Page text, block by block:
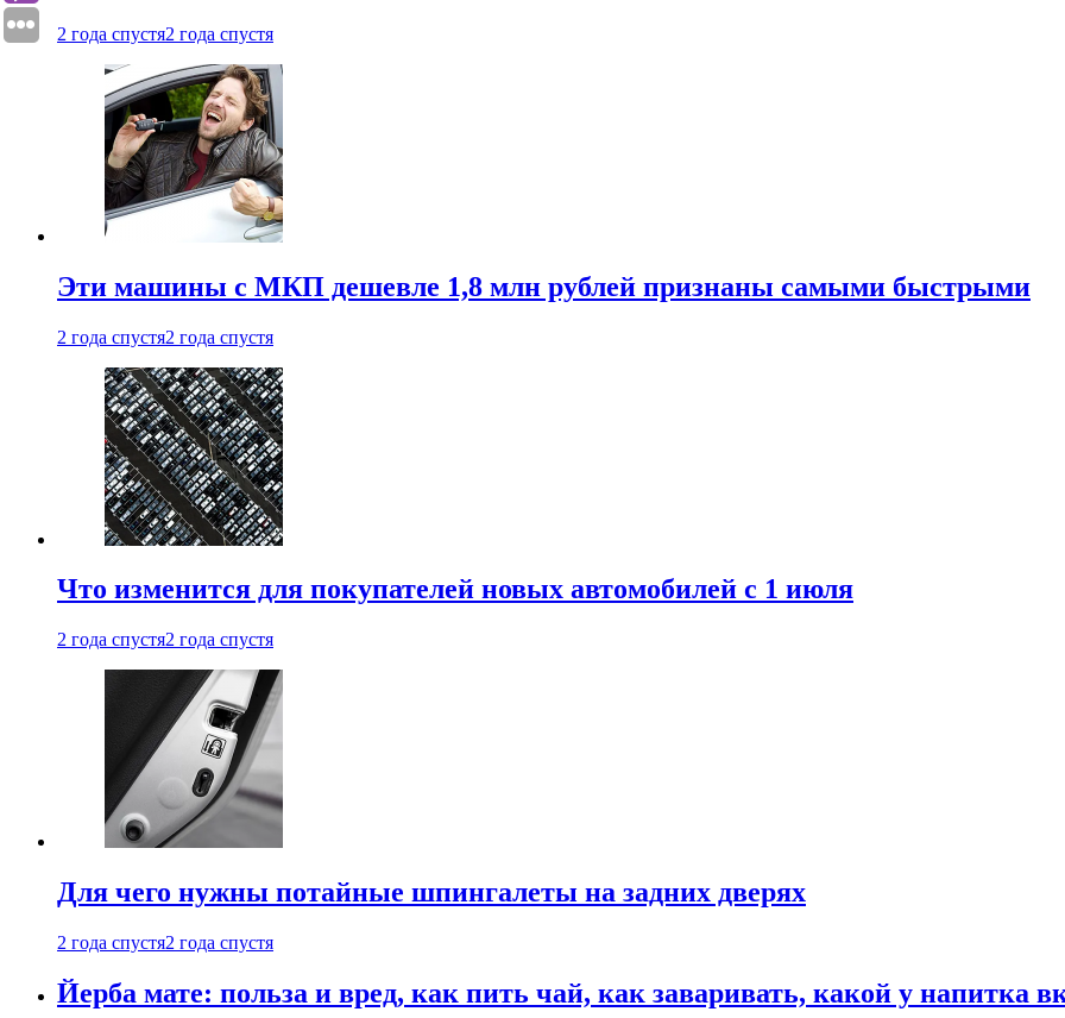
2 года спустя2 года спустя
Эти машины с МКП дешевле 1,8 млн рублей признаны самыми быстрыми
2 года спустя2 года спустя
Что изменится для покупателей новых автомобилей с 1 июля
2 года спустя2 года спустя
Для чего нужны потайные шпингалеты на задних дверях
2 года спустя2 года спустя
Йерба мате: польза и вред, как пить чай, как заваривать, какой у напитка